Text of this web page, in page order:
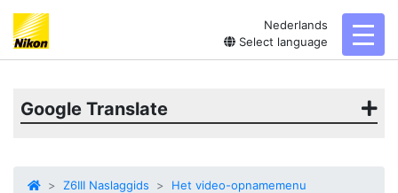
Nederlands
Select language
Google Translate
Z6III Naslaggids
Het video-opnamemenu